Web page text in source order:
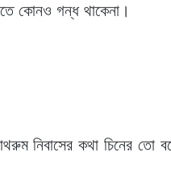
কোনও গন্ধ থাকেনা।
নিবাসের কথা চিনের তো